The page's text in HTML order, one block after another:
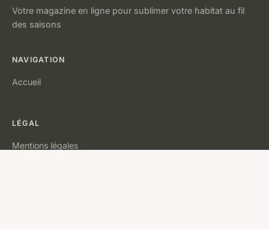
Votre magazine en ligne pour sublimer votre habitat au fil
des saisons
NAVIGATION
Accueil
LÉGAL
Mentions légales